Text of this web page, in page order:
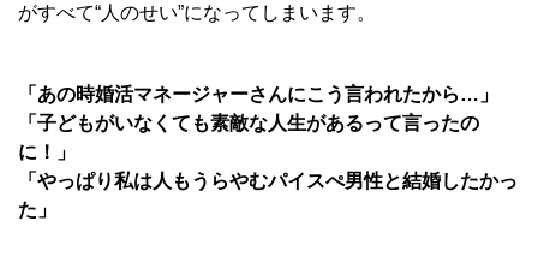
がすべて“人のせい”になってしまいます。
「あの時婚活マネージャーさんにこう言われたから…」
「子どもがいなくても素敵な人生があるって言ったの
に！」
「やっぱり私は人もうらやむパイスぺ男性と結婚したかっ
た」